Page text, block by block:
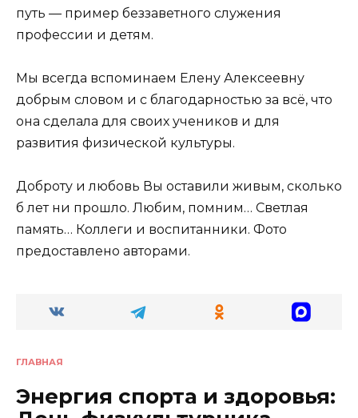
путь — пример беззаветного служения
профессии и детям.
Мы всегда вспоминаем Елену Алексеевну
добрым словом и с благодарностью за всё, что
она сделала для своих учеников и для
развития физической культуры.
Доброту и любовь Вы оставили живым, сколько
б лет ни прошло. Любим, помним… Светлая
память… Коллеги и воспитанники. Фото
предоставлено авторами.
ГЛАВНАЯ
Энергия спорта и здоровья: